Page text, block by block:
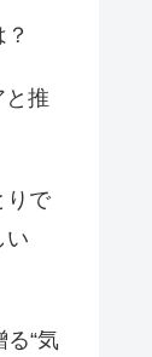
推
りで
い
“気